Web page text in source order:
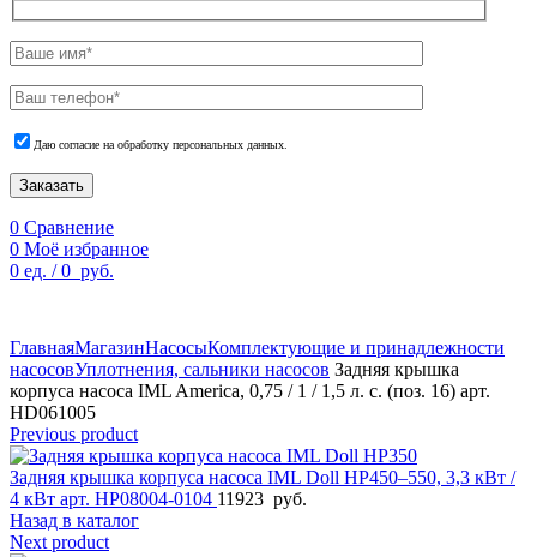
Даю согласие на обработку персональных данных.
Заказать
0 Сравнение
0 Моё избранное
0 ед. / 0 руб.
ГлавнаяМагазинНасосыКомплектующие и принадлежности
насосовУплотнения, сальники насосов Задняя крышка
корпуса насоса IML America, 0,75 / 1 / 1,5 л. с. (поз. 16) арт.
HD061005
Previous product
Задняя крышка корпуса насоса IML Doll HP450–550, 3,3 кВт /
4 кВт арт. HP08004-0104 11923 руб.
Назад в каталог
Next product